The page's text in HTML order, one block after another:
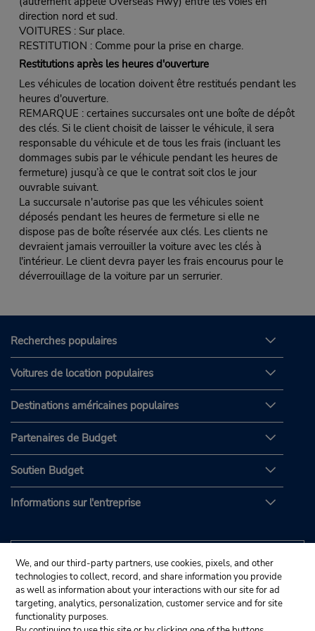
direction nord et sud.
VOITURES : Sur place.
RESTITUTION : Comme pour la prise en charge.
Restitutions après les heures d'ouverture
Les véhicules de location doivent être restitués pendant les
heures d'ouverture.
REMARQUE : certaines succursales ont une boîte de dépôt
des clés. Si le client choisit de laisser le véhicule, il sera
responsable du véhicule et de tous les frais (incluant les
dommages subis par le véhicule pendant les heures de
fermeture) jusqu’à ce que le contrat soit clos le jour
ouvrable suivant.
La succursale n'autorise pas que les véhicules soient
déposés pendant les heures de fermeture si elle ne
dispose pas de boîte réservée aux clés. Les clients ne
devraient jamais verrouiller la voiture avec les clés à
l'intérieur. Le client devra payer les frais encourus pour le
déverrouillage de la voiture par un serrurier.
Recherches populaires
Voitures de location populaires
Destinations américaines populaires
Partenaires de Budget
Soutien Budget
Informations sur l'entreprise
We, and our third-party partners, use cookies, pixels, and other
technologies to collect, record, and share information you provide
as well as information about your interactions with our site for ad
targeting, analytics, personalization, customer service and for site
functionality purposes.